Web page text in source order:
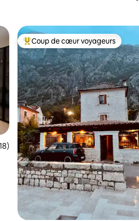
moyenne sur la base de 18
Coups de cœur voyageurs les
Coup de cœur voyageurs